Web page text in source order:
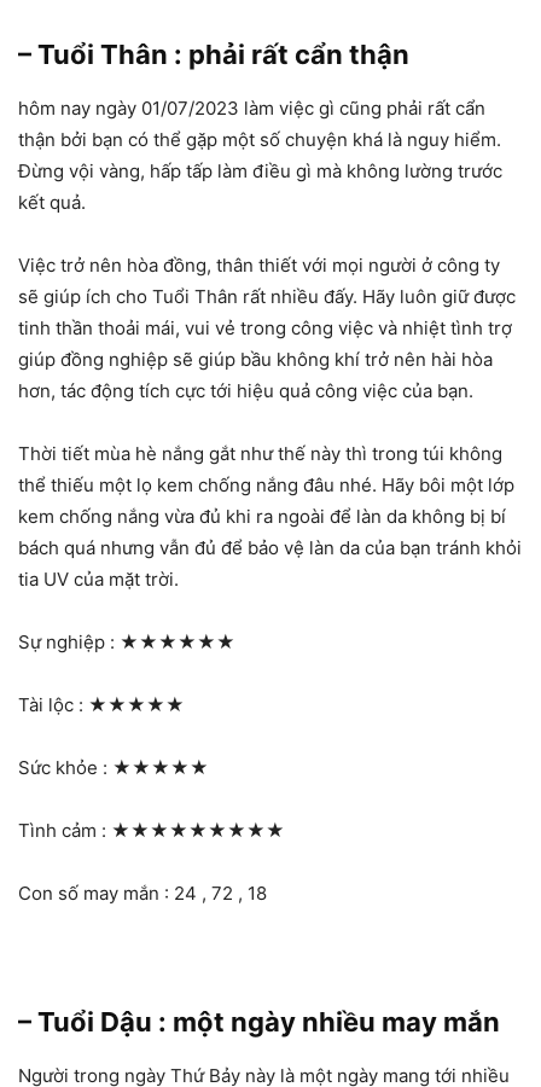
– Tuổi Thân : phải rất cẩn thận
hôm nay ngày 01/07/2023 làm việc gì cũng phải rất cẩn
thận bởi bạn có thể gặp một số chuyện khá là nguy hiểm.
Đừng vội vàng, hấp tấp làm điều gì mà không lường trước
kết quả.
Việc trở nên hòa đồng, thân thiết với mọi người ở công ty
sẽ giúp ích cho Tuổi Thân rất nhiều đấy. Hãy luôn giữ được
tinh thần thoải mái, vui vẻ trong công việc và nhiệt tình trợ
giúp đồng nghiệp sẽ giúp bầu không khí trở nên hài hòa
hơn, tác động tích cực tới hiệu quả công việc của bạn.
Thời tiết mùa hè nắng gắt như thế này thì trong túi không
thể thiếu một lọ kem chống nắng đâu nhé. Hãy bôi một lớp
kem chống nắng vừa đủ khi ra ngoài để làn da không bị bí
bách quá nhưng vẫn đủ để bảo vệ làn da của bạn tránh khỏi
tia UV của mặt trời.
Sự nghiệp : ★★★★★★
Tài lộc : ★★★★★
Sức khỏe : ★★★★★
Tình cảm : ★★★★★★★★★
Con số may mắn : 24 , 72 , 18
– Tuổi Dậu : một ngày nhiều may mắn
Người trong ngày Thứ Bảy này là một ngày mang tới nhiều